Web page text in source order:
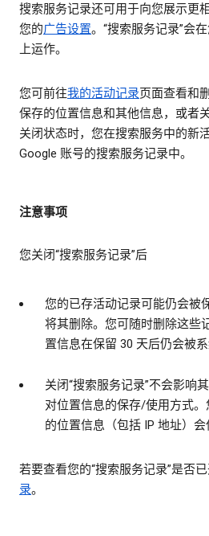
搜索服务记录还可用于向您展示更
您的广告设置。“搜索服务记录”会
上运作。
您可前往我的活动记录页面查看和
保存的位置信息和其他信息，或者
关闭状态时，您在搜索服务中的新
Google 账号的搜索服务记录中。
注意事项
您关闭“搜索服务记录”后
您的已存活动记录可能仍会被
将其删除。您可随时删除这些
置信息在保留 30 天后仍会被系
关闭“搜索服务记录”不会影响
对位置信息的保存/使用方式
的位置信息（包括 IP 地址）会
若要查看您的“搜索服务记录”是否
录。